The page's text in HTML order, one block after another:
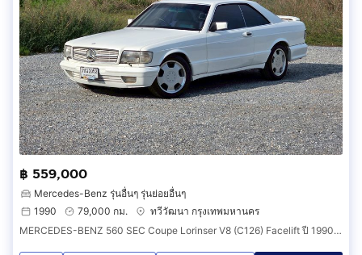
฿ 559,000
Mercedes-Benz รุ่นอื่นๆ รุ่นย่อยอื่นๆ
1990
79,000 กม.
ทวีวัฒนา กรุงเทพมหานคร
MERCEDES-BENZ 560 SEC Coupe Lorinser V8 (C126) Facelift ปี 1990 เบนซ์เซ็ก รถในฝันยุด 90 น่าสะสม